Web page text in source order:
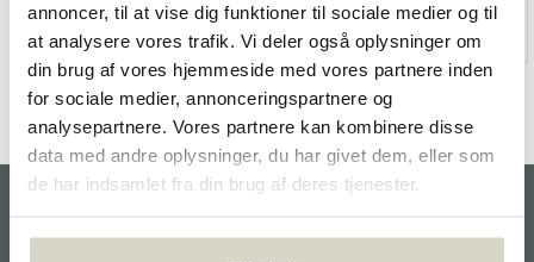
annoncer, til at vise dig funktioner til sociale medier og til
at analysere vores trafik. Vi deler også oplysninger om
din brug af vores hjemmeside med vores partnere inden
for sociale medier, annonceringspartnere og
analysepartnere. Vores partnere kan kombinere disse
data med andre oplysninger, du har givet dem, eller som
de har indsamlet fra din brug af deres tjenester.
HKliving Living and Company